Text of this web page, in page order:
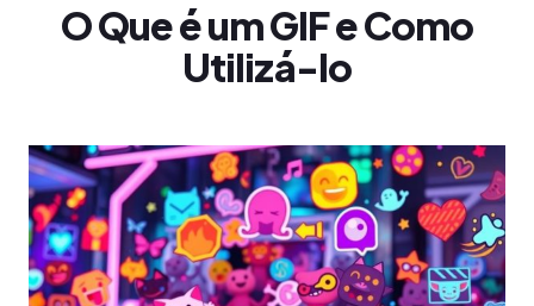
O Que é um GIF e Como
Utilizá-lo